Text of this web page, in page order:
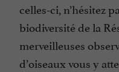
celles-ci, n’hésitez
biodiversité de la
merveilleuses
d’oiseaux vous y